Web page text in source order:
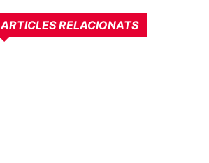
ARTICLES RELACIONATS